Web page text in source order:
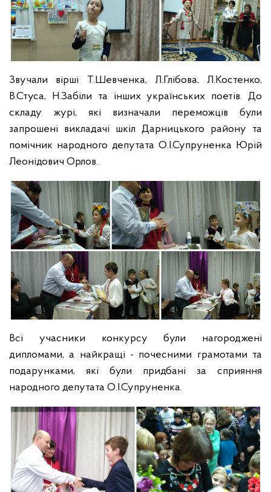
Звучали вірші Т.Шевченка, Л.Глібова, Л.Костенко,
В.Стуса, Н.Забіли та інших українських поетів. До
складу журі, які визначали переможців були
запрошені викладачі шкіл Дарницького району та
помічник народного депутата О.І.Супруненка Юрій
Леонідович Орлов.
Всі учасники конкурсу були нагороджені
дипломами, а найкращі - почесними грамотами та
подарунками, які були придбані за сприяння
народного депутата О.І.Супруненка.